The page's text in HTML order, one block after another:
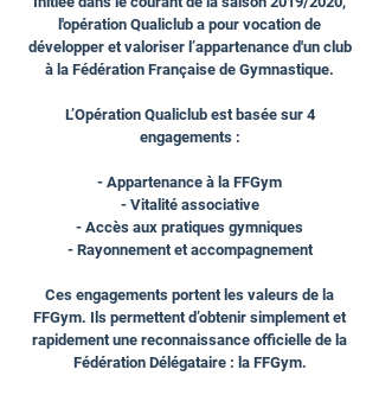
l'opération Qualiclub a pour vocation de
développer et valoriser l’appartenance d'un club
à la Fédération Française de Gymnastique.
L’Opération Qualiclub est basée sur 4
engagements :
- Appartenance à la FFGym
- Vitalité associative
- Accès aux pratiques gymniques
- Rayonnement et accompagnement
Ces engagements portent les valeurs de la
FFGym. Ils permettent d’obtenir simplement et
rapidement une reconnaissance officielle de la
Fédération Délégataire : la FFGym.